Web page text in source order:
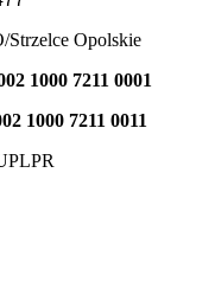
Strzelce Opolskie
1000 7211 0001
1000 7211 0011